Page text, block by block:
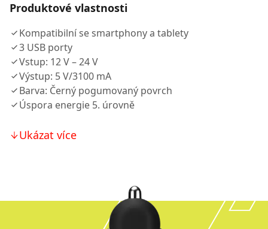
Produktové vlastnosti
Kompatibilní se smartphony a tablety
3 USB porty
Vstup: 12 V – 24 V
Výstup: 5 V/3100 mA
Barva: Černý pogumovaný povrch
Úspora energie 5. úrovně
Ukázat více